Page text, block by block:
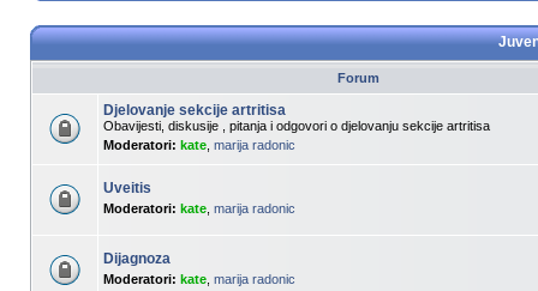
Forum
Djelovanje sekcije artritisa
Obavijesti, diskusije , pitanja i odgovori o djelovanju sekcije artritisa
Moderatori: kate marija radonic
Uveitis
Moderatori: kate marija radonic
Dijagnoza
Moderatori: kate marija radonic